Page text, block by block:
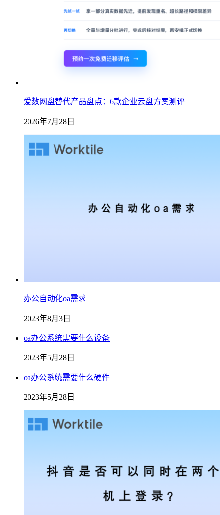
爱数网盘替代产品盘点：6款企业云盘方案测评
2026年7月28日
办公自动化oa需求
2023年8月3日
oa办公系统需要什么设备
2023年5月28日
oa办公系统需要什么硬件
2023年5月28日